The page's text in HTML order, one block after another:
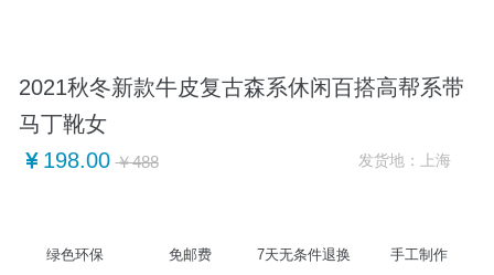
2021秋冬新款牛皮复古森系休闲百搭高帮系带
马丁靴女
198.00 ￥488 发货地： 上海
绿色环保 免邮费 7天无条件退换 手工制作